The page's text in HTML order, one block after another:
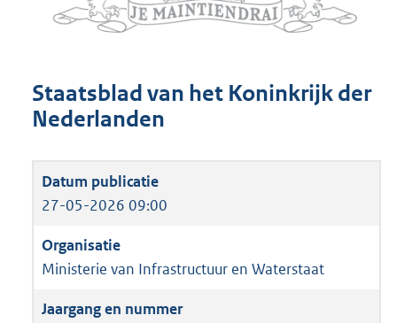
Staatsblad van het Koninkrijk der
Nederlanden
27-05-2026 09:00
Ministerie van Infrastructuur en Waterstaat